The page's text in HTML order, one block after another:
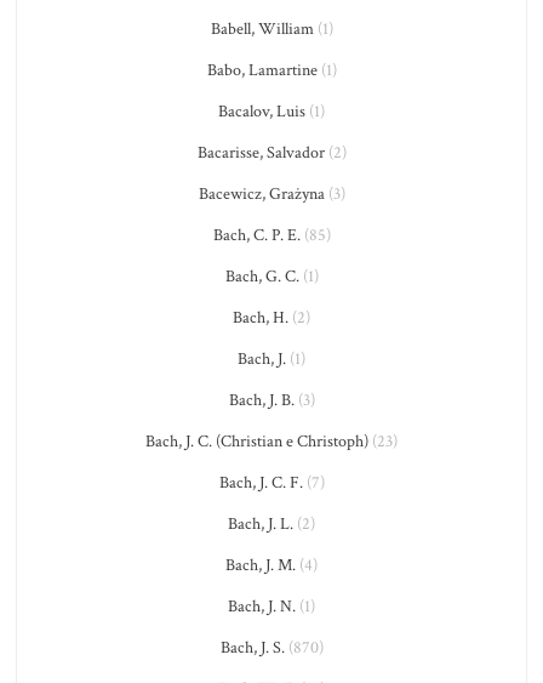
Babell, William(1)
Babo, Lamartine(1)
Bacalov, Luis (1)
Bacarisse, Salvador(2)
Bacewicz, Grażyna(3)
Bach, C. P. E.(85)
Bach, G. C.(1)
Bach, H. (2)
Bach, J. (1)
Bach, J. B.(3)
Bach, J. C. (Christian e Christoph) (23)
Bach, J. C. F.(7)
Bach, J. L. (2)
Bach, J. M. (4)
Bach, J. N. (1)
Bach, J. S.(870)